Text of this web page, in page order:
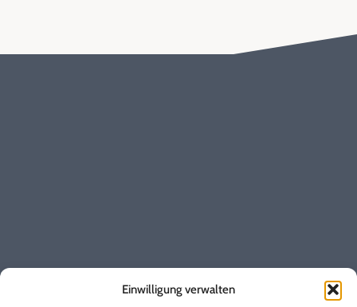
Einwilligung verwalten
Vertrag kündigen